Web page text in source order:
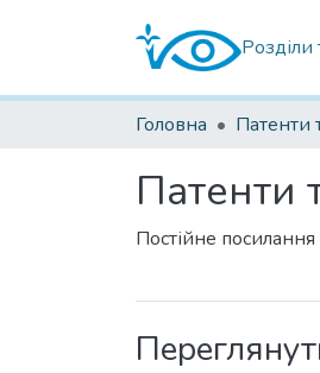
Розділи
Головна Патенти
Патенти
Постійне посилання